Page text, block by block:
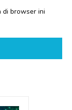
di browser ini